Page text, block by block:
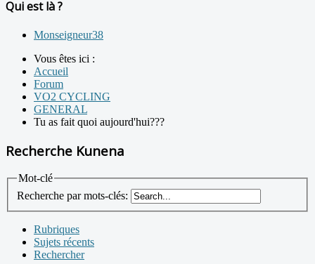
Qui est là ?
Monseigneur38
Vous êtes ici :
Accueil
Forum
VO2 CYCLING
GENERAL
Tu as fait quoi aujourd'hui???
Recherche Kunena
Mot-clé
Recherche par mots-clés:
Rubriques
Sujets récents
Rechercher